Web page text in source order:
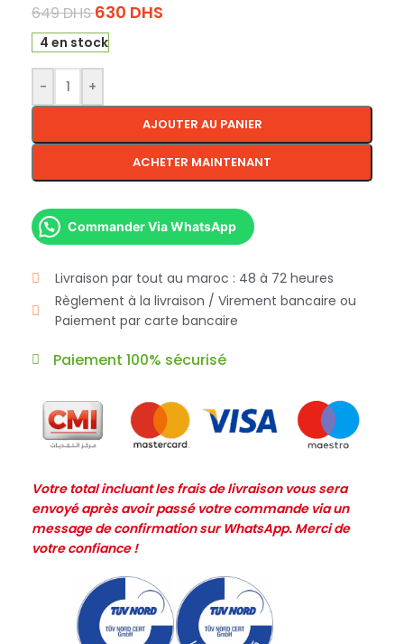
649DHS 630 DHS
4 en stock
- +
AJOUTER AU PANIER
ACHETER MAINTENANT
Commander Via WhatsApp
Livraison par tout au maroc : 48 à 72 heures
Règlement à la livraison / Virement bancaire ou
Paiement par carte bancaire
Paiement 100% sécurisé
Votre total incluant les frais de livraison vous sera
envoyé après avoir passé votre commande via un
message de confirmation sur WhatsApp. Merci de
votre confiance !